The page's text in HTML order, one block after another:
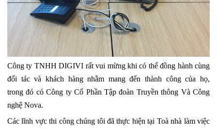
Công ty TNHH DIGIVI rất vui mừng khi có thể đồng hành cùng
đối tác và khách hàng nhằm mang đến thành công của họ,
trong đó có Công ty Cổ Phần Tập đoàn Truyền thông Và Công
nghệ Nova.
Các lĩnh vực thi công chúng tôi đã thực hiện tại Toà nhà làm việc